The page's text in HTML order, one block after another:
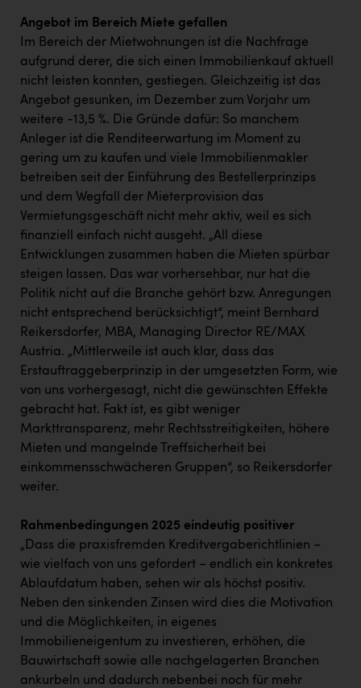
Angebot im Bereich Miete gefallen
Im Bereich der Mietwohnungen ist die Nachfrage
aufgrund derer, die sich einen Immobilienkauf aktuell
nicht leisten konnten, gestiegen. Gleichzeitig ist das
Angebot gesunken, im Dezember zum Vorjahr um
weitere -13,5 %. Die Gründe dafür: So manchem
Anleger ist die Renditeerwartung im Moment zu
gering um zu kaufen und viele Immobilienmakler
betreiben seit der Einführung des Bestellerprinzips
und dem Wegfall der Mieterprovision das
Vermietungsgeschäft nicht mehr aktiv, weil es sich
finanziell einfach nicht ausgeht. „All diese
Entwicklungen zusammen haben die Mieten spürbar
steigen lassen. Das war vorhersehbar, nur hat die
Politik nicht auf die Branche gehört bzw. Anregungen
nicht entsprechend berücksichtigt“, meint Bernhard
Reikersdorfer, MBA, Managing Director RE/MAX
Austria. „Mittlerweile ist auch klar, dass das
Erstauftraggeberprinzip in der umgesetzten Form, wie
von uns vorhergesagt, nicht die gewünschten Effekte
gebracht hat. Fakt ist, es gibt weniger
Markttransparenz, mehr Rechtsstreitigkeiten, höhere
Mieten und mangelnde Treffsicherheit bei
einkommensschwächeren Gruppen“, so Reikersdorfer
weiter.
Rahmenbedingungen 2025 eindeutig positiver
„Dass die praxisfremden Kreditvergaberichtlinien –
wie vielfach von uns gefordert – endlich ein konkretes
Ablaufdatum haben, sehen wir als höchst positiv.
Neben den sinkenden Zinsen wird dies die Motivation
und die Möglichkeiten, in eigenes
Immobilieneigentum zu investieren, erhöhen, die
Bauwirtschaft sowie alle nachgelagerten Branchen
ankurbeln und dadurch nebenbei noch für mehr